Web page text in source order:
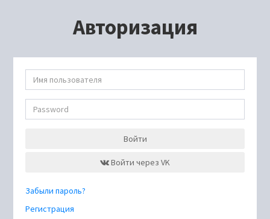
Авторизация
Войти
Войти через VK
Забыли пароль?
Регистрация